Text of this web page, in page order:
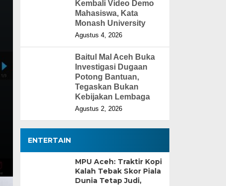
Kembali Video Demo
Mahasiswa, Kata
Monash University
Agustus 4, 2026
Baitul Mal Aceh Buka
Investigasi Dugaan
Potong Bantuan,
Tegaskan Bukan
Kebijakan Lembaga
Agustus 2, 2026
ENTERTAIN
MPU Aceh: Traktir Kopi
Kalah Tebak Skor Piala
Dunia Tetap Judi,